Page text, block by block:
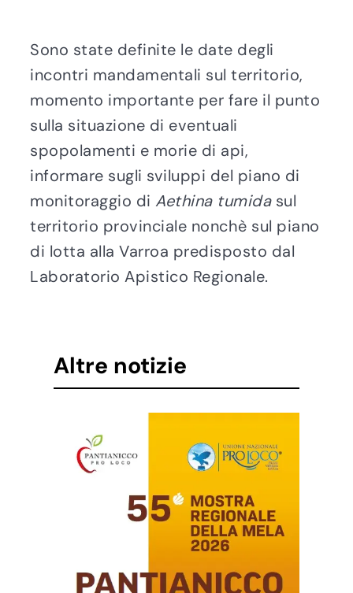
Sono state definite le date degli
incontri mandamentali sul territorio,
momento importante per fare il punto
sulla situazione di eventuali
spopolamenti e morie di api,
informare sugli sviluppi del piano di
monitoraggio di Aethina tumida sul
territorio provinciale nonchè sul piano
di lotta alla Varroa predisposto dal
Laboratorio Apistico Regionale.
Altre notizie